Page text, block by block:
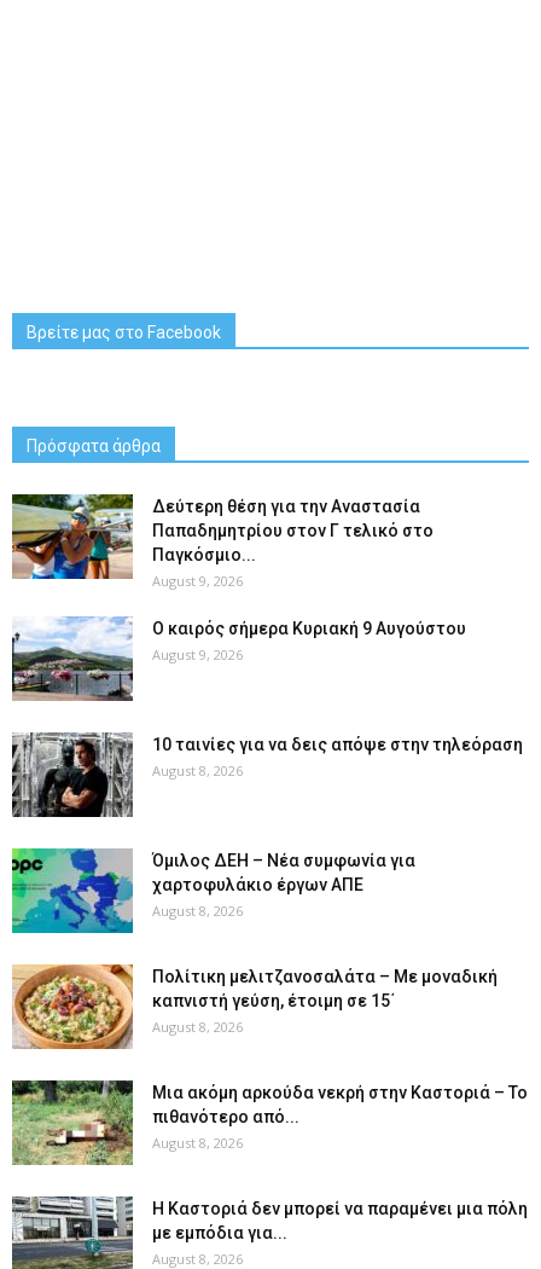
Βρείτε μας στο Facebook
Πρόσφατα άρθρα
Δεύτερη θέση για την Αναστασία
Παπαδημητρίου στον Γ τελικό στο
Παγκόσμιο...
August 9, 2026
Ο καιρός σήμερα Κυριακή 9 Αυγούστου
August 9, 2026
10 ταινίες για να δεις απόψε στην τηλεόραση
August 8, 2026
Όμιλος ΔΕΗ – Νέα συμφωνία για
χαρτοφυλάκιο έργων ΑΠΕ
August 8, 2026
Πολίτικη μελιτζανοσαλάτα – Με μοναδική
καπνιστή γεύση, έτοιμη σε 15΄
August 8, 2026
Μια ακόμη αρκούδα νεκρή στην Καστοριά – Το
πιθανότερο από...
August 8, 2026
Η Καστοριά δεν μπορεί να παραμένει μια πόλη
με εμπόδια για...
August 8, 2026